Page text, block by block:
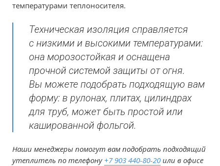
температурами теплоносителя.
Техническая изоляция справляется
с низкими и высокими температурами:
она морозостойкая и оснащена
прочной системой защиты от огня.
Вы можете подобрать подходящую вам
форму: в рулонах, плитах, цилиндрах
для труб, может быть простой или
кашированной фольгой.
Наши менеджеры помогут вам подобрать подходящий
утеплитель по телефону +7 903 440-80-20 или в офисе